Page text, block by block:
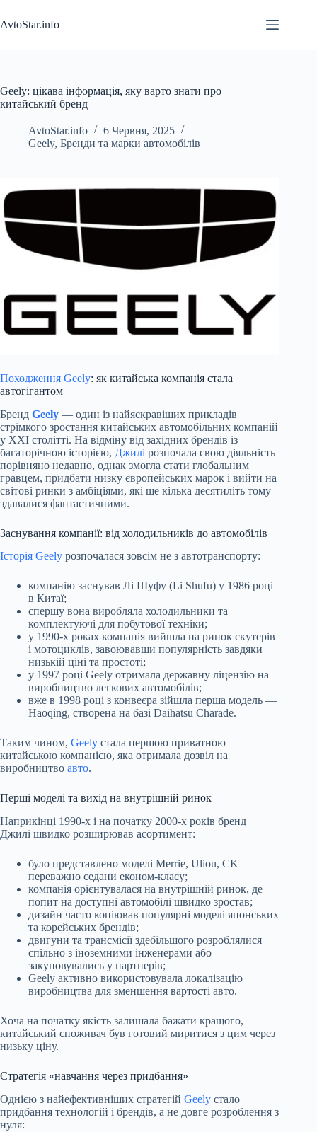
до
вмісту
AvtoStar.info
Geely: цікава інформація, яку варто знати про
китайський бренд
AvtoStar.info
6 Червня, 2025
Geely, Бренди та марки автомобілів
Походження Geely: як китайська компанія стала
автогігантом
Бренд Geely — один із найяскравіших прикладів
стрімкого зростання китайських автомобільних компаній
у XXI столітті. На відміну від західних брендів із
багаторічною історією, Джилі розпочала свою діяльність
порівняно недавно, однак змогла стати глобальним
гравцем, придбати низку європейських марок і вийти на
світові ринки з амбіціями, які ще кілька десятиліть тому
здавалися фантастичними.
Заснування компанії: від холодильників до автомобілів
Історія Geely розпочалася зовсім не з автотранспорту:
компанію заснував Лі Шуфу (Li Shufu) у 1986 році
в Китаї;
спершу вона виробляла холодильники та
комплектуючі для побутової техніки;
у 1990-х роках компанія вийшла на ринок скутерів
і мотоциклів, завоювавши популярність завдяки
низькій ціні та простоті;
у 1997 році Geely отримала державну ліцензію на
виробництво легкових автомобілів;
вже в 1998 році з конвеєра зійшла перша модель —
Haoqing, створена на базі Daihatsu Charade.
Таким чином, Geely стала першою приватною
китайською компанією, яка отримала дозвіл на
виробництво авто.
Перші моделі та вихід на внутрішній ринок
Наприкінці 1990-х і на початку 2000-х років бренд
Джилі швидко розширював асортимент:
було представлено моделі Merrie, Uliou, CK —
переважно седани економ-класу;
компанія орієнтувалася на внутрішній ринок, де
попит на доступні автомобілі швидко зростав;
дизайн часто копіював популярні моделі японських
та корейських брендів;
двигуни та трансмісії здебільшого розроблялися
спільно з іноземними інженерами або
закуповувались у партнерів;
Geely активно використовувала локалізацію
виробництва для зменшення вартості авто.
Хоча на початку якість залишала бажати кращого,
китайський споживач був готовий миритися з цим через
низьку ціну.
Стратегія «навчання через придбання»
Однією з найефективніших стратегій Geely стало
придбання технологій і брендів, а не довге розроблення з
нуля: